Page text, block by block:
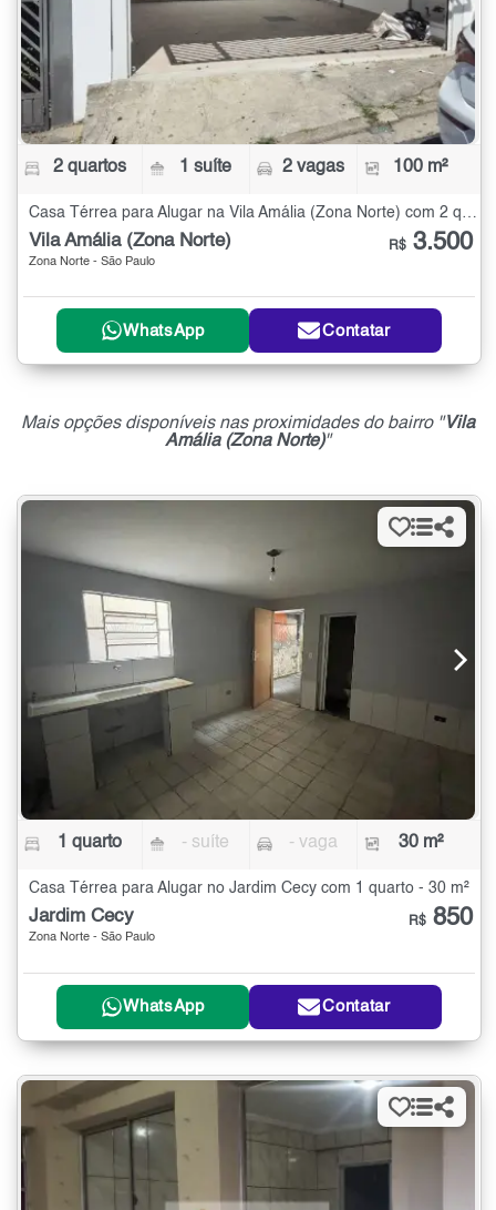
2 quartos 1 suíte 2 vagas 100 m²
Casa Térrea para Alugar na Vila Amália (Zona Norte) com 2 quartos - 100 m²
Vila Amália (Zona Norte)
Zona Norte - São Paulo
R$ 3.500
WhatsApp Contatar
Mais opções disponíveis nas proximidades do bairro "Vila
Amália (Zona Norte)"
1 quarto - suíte - vaga 30 m²
Casa Térrea para Alugar no Jardim Cecy com 1 quarto - 30 m²
Jardim Cecy
Zona Norte - São Paulo
R$ 850
WhatsApp Contatar